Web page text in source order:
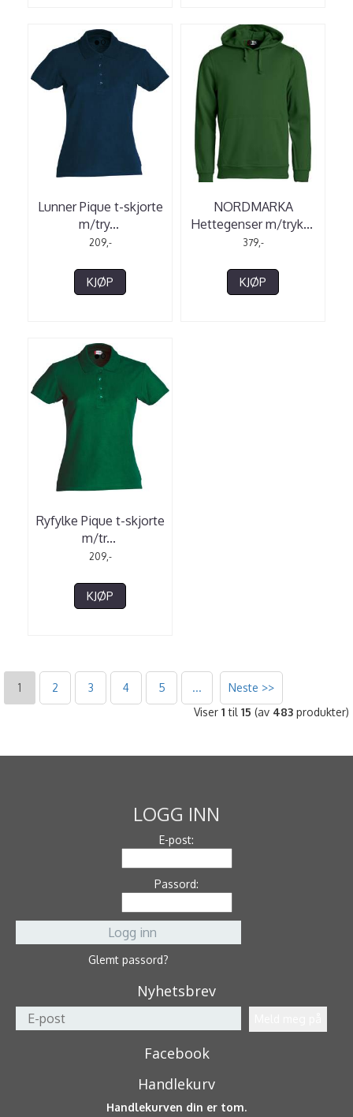
Lunner Pique t-skjorte
m/try...
209,-
KJØP
NORDMARKA
Hettegenser m/tryk...
379,-
KJØP
Ryfylke Pique t-skjorte
m/tr...
209,-
KJØP
1 2 3 4 5 ...
Neste >>
Viser 1 til 15 (av 483 produkter)
LOGG INN
E-post:
Passord:
Glemt passord?
Nyhetsbrev
Facebook
Handlekurv
Handlekurven din er tom.